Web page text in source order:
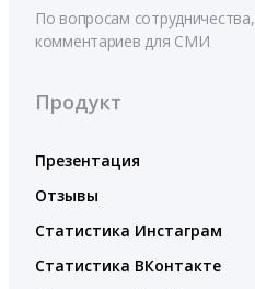
По вопросам сотрудничества,
комментариев для СМИ
Продукт
Презентация
Отзывы
Статистика Инстаграм
Статистика ВКонтакте